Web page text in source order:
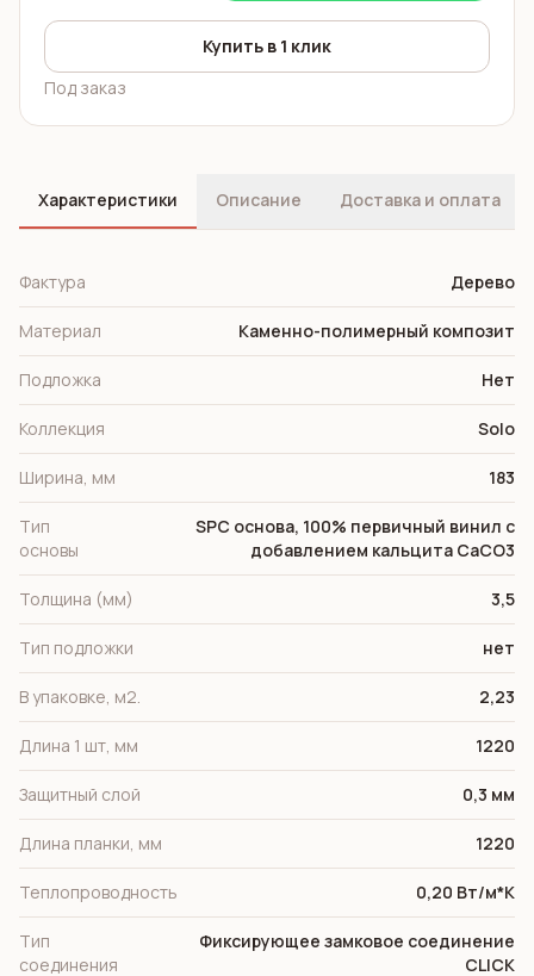
Купить в 1 клик
Под заказ
Характеристики Описание Доставка и оплата
Фактура Дерево
Материал Каменно-полимерный композит
Подложка Нет
Коллекция Solo
Ширина, мм 183
Тип
основы
SPC основа, 100% первичный винил с
добавлением кальцита СаСО3
Толщина (мм) 3,5
Тип подложки нет
В упаковке, м2. 2,23
Длина 1 шт, мм 1220
Защитный слой 0,3 мм
Длина планки, мм 1220
Теплопроводность 0,20 Вт/м*К
Тип
соединения
Фиксирующее замковое соединение
CLICK